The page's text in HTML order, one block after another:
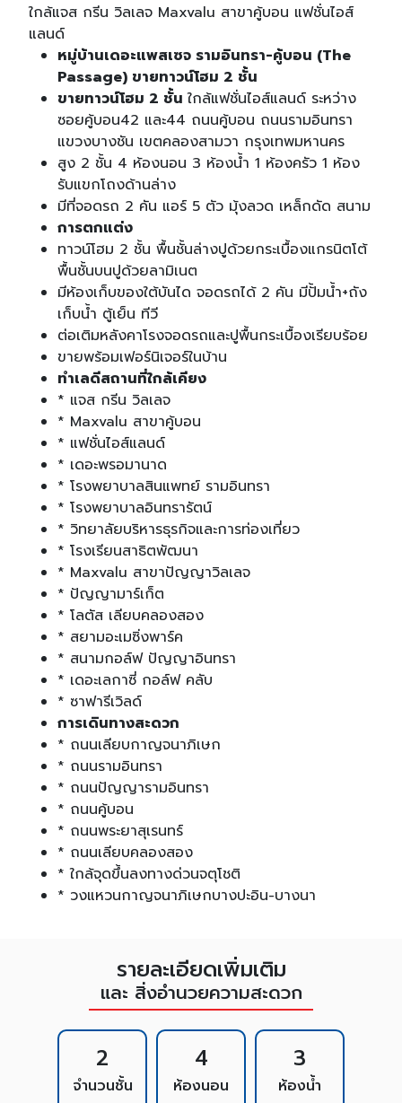
ใกล้แจส กรีน วิลเลจ Maxvalu สาขาคู้บอน แฟชั่นไอส์
แลนด์
หมู่บ้านเดอะแพสเซจ รามอินทรา-คู้บอน (The
Passage) ขายทาวน์โฮม 2 ชั้น
ขายทาวน์โฮม 2 ชั้นใกล้แฟชั่นไอส์แลนด์ ระหว่าง
ซอยคู้บอน42 และ44 ถนนคู้บอน ถนนรามอินทรา
แขวงบางชัน เขตคลองสามวา กรุงเทพมหานคร
สูง 2 ชั้น 4 ห้องนอน 3 ห้องน้ำ 1 ห้องครัว 1 ห้อง
รับแขกโถงด้านล่าง
มีที่จอดรถ 2 คัน แอร์ 5 ตัว มุ้งลวด เหล็กดัด สนาม
การตกแต่ง
ทาวน์โฮม 2 ชั้น พื้นชั้นล่างปูด้วยกระเบื้องแกรนิตโต้
พื้นชั้นบนปูด้วยลามิเนต
มีห้องเก็บของใต้บันได จอดรถได้ 2 คัน มีปั้มน้ำ+ถัง
เก็บน้ำ ตู้เย็น ทีวี
ต่อเติมหลังคาโรงจอดรถและปูพื้นกระเบื้องเรียบร้อย
ขายพร้อมเฟอร์นิเจอร์ในบ้าน
ทำเลดีสถานที่ใกล้เคียง
* แจส กรีน วิลเลจ
* Maxvalu สาขาคู้บอน
* แฟชั่นไอส์แลนด์
* เดอะพรอมานาด
* โรงพยาบาลสินแพทย์ รามอินทรา
* โรงพยาบาลอินทรารัตน์
* วิทยาลัยบริหารธุรกิจและการท่องเที่ยว
* โรงเรียนสาธิตพัฒนา
* Maxvalu สาขาปัญญาวิลเลจ
* ปัญญามาร์เก็ต
* โลตัส เลียบคลองสอง
* สยามอะเมซิ่งพาร์ค
* สนามกอล์ฟ ปัญญาอินทรา
* เดอะเลกาซี่ กอล์ฟ คลับ
* ซาฟารีเวิลด์
การเดินทางสะดวก
* ถนนเลียบกาญจนาภิเษก
* ถนนรามอินทรา
* ถนนปัญญารามอินทรา
* ถนนคู้บอน
* ถนนพระยาสุเรนทร์
* ถนนเลียบคลองสอง
* ใกล้จุดขึ้นลงทางด่วนจตุโชติ
* วงแหวนกาญจนาภิเษกบางปะอิน-บางนา
รายละเอียดเพิ่มเติม
และ สิ่งอำนวยความสะดวก
2
จำนวนชั้น
4
ห้องนอน
3
ห้องน้ำ